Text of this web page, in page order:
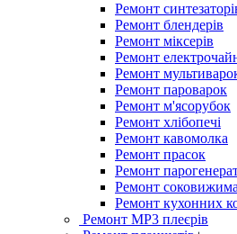
Ремонт
Ремонт блендерiв
Ремонт мiксерiв
Ремонт
Ремонт
Ремонт пароварок
Ремонт м'ясорубок
Ремонт хлiбопечi
Ремонт кавомолка
Ремонт прасок
Ремонт
Ремонт
Ремонт кухонних
Ремонт MP3 плеєрів